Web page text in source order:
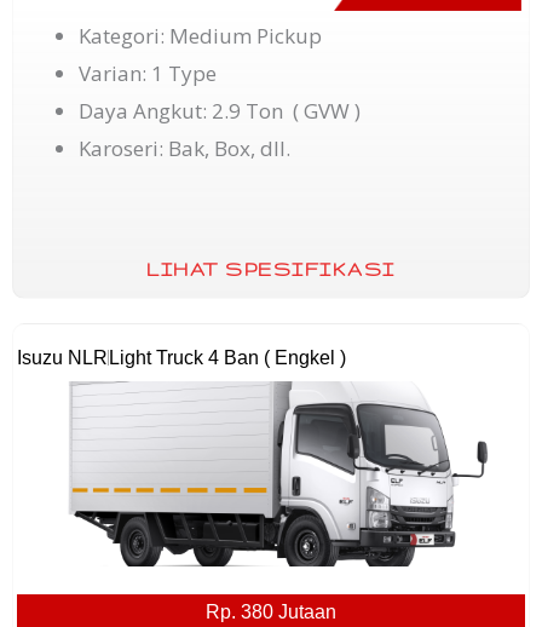
Kategori: Medium Pickup
Varian: 1 Type
Daya Angkut: 2.9 Ton ( GVW )
Karoseri: Bak, Box, dll.
LIHAT SPESIFIKASI
Isuzu NLR Light Truck 4 Ban ( Engkel )
Rp. 380 Jutaan